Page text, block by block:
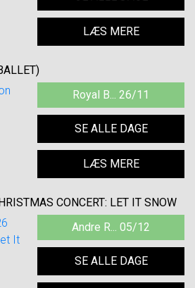
LÆS MERE
Royal B... 26/11
SE ALLE DAGE
LÆS MERE
CONCERT: LET IT SNOW
Andre R... 05/12
SE ALLE DAGE